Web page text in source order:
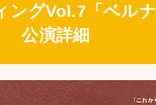
グVol.7「ベル
公演詳細